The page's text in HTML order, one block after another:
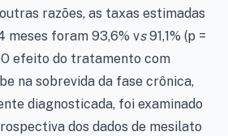
razões, as taxas estimadas
meses foram 93,6% vs91,1% (p =
efeito do tratamento com
na sobrevida da fase crônica,
diagnosticada, foi examinado
dos dados de mesilato